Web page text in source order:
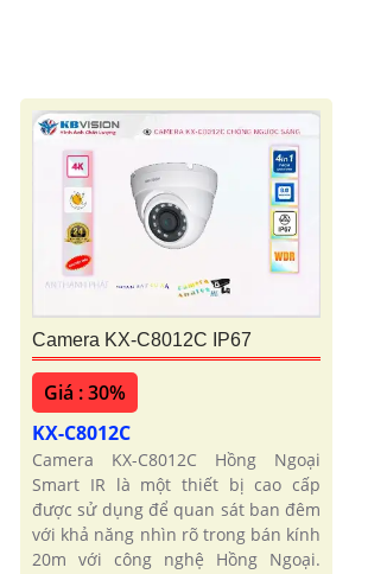
Camera KX-C8012C IP67
Giá : 30%
KX-C8012C
Camera KX-C8012C Hồng Ngoại
Smart IR là một thiết bị cao cấp
được sử dụng để quan sát ban đêm
với khả năng nhìn rõ trong bán kính
20m với công nghệ Hồng Ngoại.